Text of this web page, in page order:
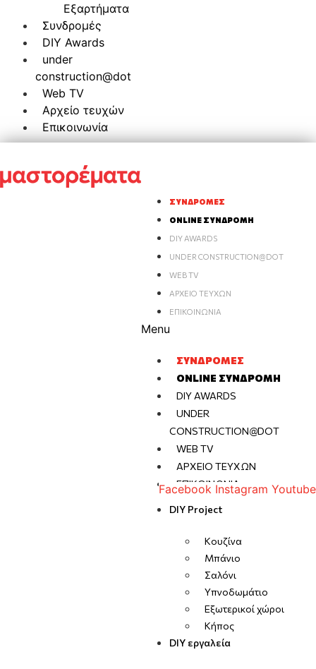
Εξαρτήματα
Συνδρομές
DIY Awards
under
construction@dot
Web TV
Αρχείο τευχών
Επικοινωνία
ΣΥΝΔΡΟΜΈΣ
ONLINE ΣΥΝΔΡΟΜΉ
DIY AWARDS
UNDER CONSTRUCTION@DOT
WEB TV
ΑΡΧΕΊΟ ΤΕΥΧΏΝ
ΕΠΙΚΟΙΝΩΝΊΑ
Menu
ΣΥΝΔΡΟΜΈΣ
ONLINE ΣΥΝΔΡΟΜΉ
DIY AWARDS
UNDER
CONSTRUCTION@DOT
WEB TV
ΑΡΧΕΊΟ ΤΕΥΧΏΝ
ΕΠΙΚΟΙΝΩΝΊΑ
Facebook Instagram Youtube
DIY Project
Κουζίνα
Μπάνιο
Σαλόνι
Υπνοδωμάτιο
Εξωτερικοί χώροι
Κήπος
DIY εργαλεία